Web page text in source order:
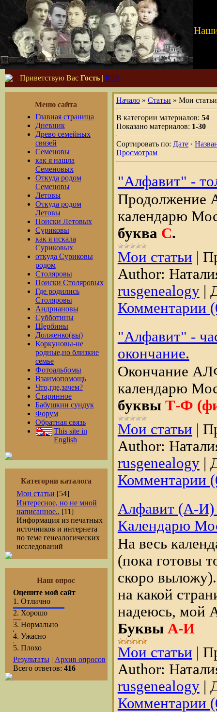
Приветствую Вас Гость| RSS
Меню сайта
Главная страница
Дневник
Древо семейных
связей
Семеновы
как я нашла
Семеновых
Откуда родом
Семеновы
Летовы
Откуда родом
Летовы
Поиски Летовых
Суриковы
как я искала
Суриковых
откуда Суриковы
родом
Столяровы
Поиски Столяровых
Где родились
Столяровы
Андриановы
Субботины
Щербины
Долженко(вы)
Коркуновы-не
родные,но близкие
семье
Фотоальбомы
Взаимопомощь
Что,где,зачем?
Старинное
Бабушкин сундук
Форум
Обратная связь
This site in
English
Категории каталога
Мои статьи [54]
Интересное, но не мной
написанное.. [11]
Информация из печатных
источников и интернета
по теме генеалогических
исследований
Наш опрос
Оцените мой сайт
1. Отлично
2. Хорошо
3. Нормально
4. Ужасно
5. Плохо
Результаты| Архив опросов
Всего ответов: 416
Начало» Статьи » Мои статьи
В категории материалов: 54
Показано материалов: 1-30
Сортировать по: Дате·
Просмотрам
"Алфавит" -
календарю
буква С.
Мои статьи
Author:
rusgenealogy|
Комментарии
"Алфавит" -
окончание.
Окончание
календарю
буквы Т-Ф
Мои статьи
Author:
rusgenealogy|
Комментарии
Алфавит (А-И)
Календарю
На весь
(пока готовы
скоро
на какой
надеюсь, мой
Буквы А-И
Мои статьи
Author:
rusgenealogy|
Комментарии